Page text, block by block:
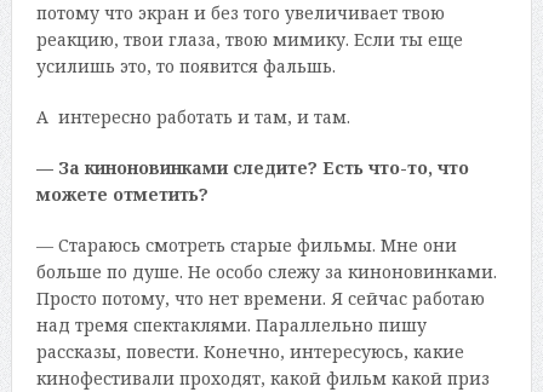
потому что экран и без того увеличивает твою
реакцию, твои глаза, твою мимику. Если ты еще
усилишь это, то появится фальшь.
А интересно работать и там, и там.
— За киноновинками следите? Есть что-то, что
можете отметить?
— Стараюсь смотреть старые фильмы. Мне они
больше по душе. Не особо слежу за киноновинками.
Просто потому, что нет времени. Я сейчас работаю
над тремя спектаклями. Параллельно пишу
рассказы, повести. Конечно, интересуюсь, какие
кинофестивали проходят, какой фильм какой приз